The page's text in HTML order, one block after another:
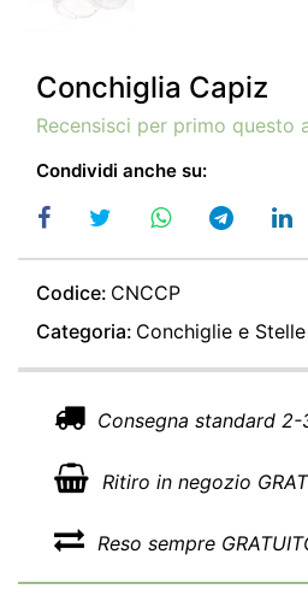
Conchiglia Capiz
Recensisci per primo questo
Condividi anche su:
Codice: CNCCP
Categoria: Conchiglie e Stelle
Consegna standard 2-
Ritiro in negozio
Reso sempre